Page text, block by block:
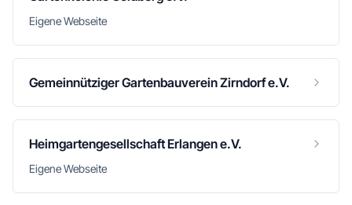
Eigene Webseite
Gemeinnütziger Gartenbauverein Zirndorf e.V.
Heimgartengesellschaft Erlangen e.V.
Eigene Webseite